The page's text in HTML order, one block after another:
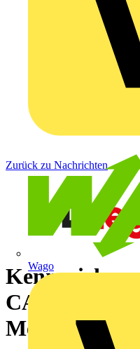
Wago
Zurück zu Nachrichten
CAB3™,
Memocab™